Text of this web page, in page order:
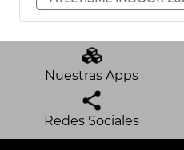
Nuestras Apps
Redes Sociales